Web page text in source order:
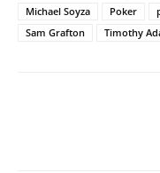
Michael Soyza
Poker
Sam Grafton
Timothy